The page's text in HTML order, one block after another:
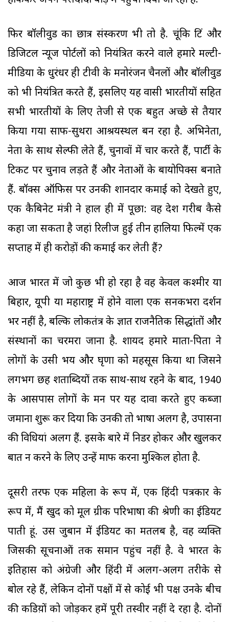
फिर बॉलीवुड का छात्र संस्करण भी तो है. चूंकि प्रिंट और
डिजिटल न्यूज पोर्टलों को नियंत्रित करने वाले हमारे मल्टी-
मीडिया के धुरंधर ही टीवी के मनोरंजन चैनलों और बॉलीवुड
को भी नियंत्रित करते हैं, इसलिए यह प्रवासी भारतीयों सहित
सभी भारतीयों के लिए तेजी से एक बहुत अच्छे से तैयार
किया गया साफ-सुथरा आश्रयस्थल बन रहा है. अभिनेता,
नेता के साथ सेल्फी लेते हैं, चुनावों में प्रचार करते हैं, पार्टी के
टिकट पर चुनाव लड़ते हैं और नेताओं के बायोपिक्स बनाते
हैं. बॉक्स ऑफिस पर उनकी शानदार कमाई को देखते हुए,
एक कैबिनेट मंत्री ने हाल ही में पूछा: वह देश गरीब कैसे
कहा जा सकता है जहां रिलीज हुई तीन हालिया फिल्में एक
सप्ताह में ही करोड़ों की कमाई कर लेती हैं?
आज भारत में जो कुछ भी हो रहा है वह केवल कश्मीर या
बिहार, यूपी या महाराष्ट्र में होने वाला एक सनकभरा प्रदर्शन
भर नहीं है, बल्कि लोकतंत्र के ज्ञात राजनैतिक सिद्धांतों और
संस्थानों का चरमरा जाना है. शायद हमारे माता-पिता ने
लोगों के उसी भय और घृणा को महसूस किया था जिसने
लगभग छह शताब्दियों तक साथ-साथ रहने के बाद, 1940
के आसपास लोगों के मन पर यह दावा करते हुए कब्जा
जमाना शुरू कर दिया कि उनकी तो भाषा अलग है, उपासना
की विधियां अलग हैं. इसके बारे में निडर होकर और खुलकर
बात न करने के लिए उन्हें माफ करना मुश्किल होता है.
दूसरी तरफ एक महिला के रूप में, एक हिंदी पत्रकार के
रूप में, मैं खुद को मूल ग्रीक परिभाषा की श्रेणी का ईडियट
पाती हूं. उस जुबान में ईडियट का मतलब है, वह व्यक्ति
जिसकी सूचनाओं तक समान पहुंच नहीं है. वे भारत के
इतिहास को अंग्रेजी और हिंदी में अलग-अलग तरीके से
बोल रहे हैं, लेकिन दोनों पक्षों में से कोई भी पक्ष उनके बीच
की कडिय़ों को जोड़कर हमें पूरी तस्वीर नहीं दे रहा है. दोनों